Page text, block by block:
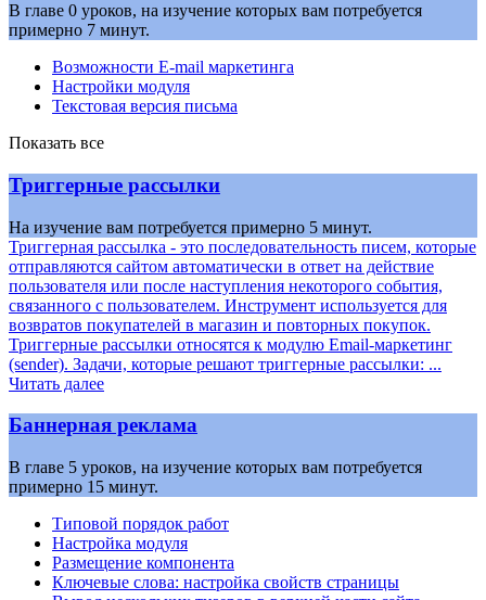
В главе 0 уроков, на изучение которых вам потребуется
примерно 7 минут.
Возможности E-mail маркетинга
Настройки модуля
Текстовая версия письма
Показать все
Триггерные рассылки
На изучение вам потребуется примерно 5 минут.
Триггерная рассылка - это последовательность писем, которые
отправляются сайтом автоматически в ответ на действие
пользователя или после наступления некоторого события,
связанного с пользователем. Инструмент используется для
возвратов покупателей в магазин и повторных покупок.
Триггерные рассылки относятся к модулю Email-маркетинг
(sender). Задачи, которые решают триггерные рассылки: ...
Читать далее
Баннерная реклама
В главе 5 уроков, на изучение которых вам потребуется
примерно 15 минут.
Типовой порядок работ
Настройка модуля
Размещение компонента
Ключевые слова: настройка свойств страницы